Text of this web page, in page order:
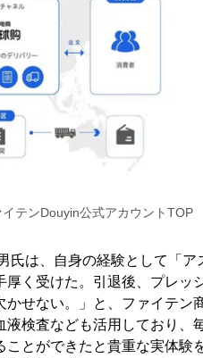
テンDouyin公式アカウントTOP
は、自身の経験として「ア
く受けた。引退後、プレッ
せない。」と、ファイテン
検査なども活用しており、
とができたと貴重な実体験